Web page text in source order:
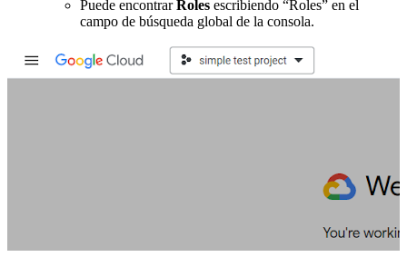
Puede encontrarRoles escribiendo “Roles” en el
campo de búsqueda global de la consola.